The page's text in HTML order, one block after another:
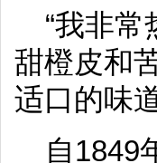
“我非
甜橙皮和
适口的味
自1849